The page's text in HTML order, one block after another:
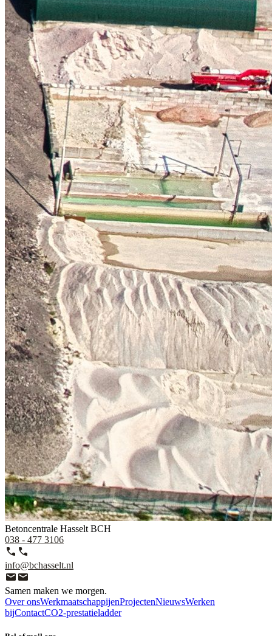
Betoncentrale Hasselt BCH
038 - 477 3106
info@bchasselt.nl
Samen maken we morgen.
Over onsWerkmaatschappijenProjectenNieuwsWerken
bijContactCO2-prestatieladder